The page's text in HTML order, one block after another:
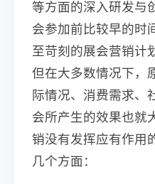
等方面的深入研发与
会参加前比较早的时
至苛刻的展会营销计
但在大多数情况下，
际情况、消费需求、
会所产生的效果也就
销没有发挥应有作用
几个方面：